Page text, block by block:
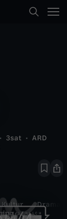
3sat
ARD
Kultur Drama